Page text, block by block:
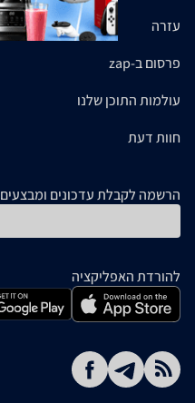
עזרה
פרסום ב-zap
עולמות התוכן שלנו
חוות דעת
הרשמה לקבלת עדכונים ומבצעים
להורדת האפליקציה